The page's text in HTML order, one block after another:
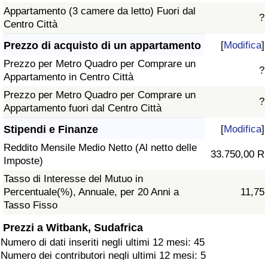
Appartamento (3 camere da letto) Fuori dal
Centro Città
?
Prezzo di acquisto di un appartamento [Modifica]
Prezzo per Metro Quadro per Comprare un
Appartamento in Centro Città
?
Prezzo per Metro Quadro per Comprare un
Appartamento fuori dal Centro Città
?
Stipendi e Finanze [Modifica]
Reddito Mensile Medio Netto (Al netto delle
Imposte)
33.750,00 R
Tasso di Interesse del Mutuo in
Percentuale(%), Annuale, per 20 Anni a
Tasso Fisso
11,75
Prezzi a Witbank, Sudafrica
Numero di dati inseriti negli ultimi 12 mesi: 45
Numero dei contributori negli ultimi 12 mesi: 5